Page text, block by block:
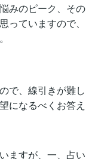
みのピーク、その
っていますので、
で、線引きが難し
になるべくお答え
ますが、一、占い